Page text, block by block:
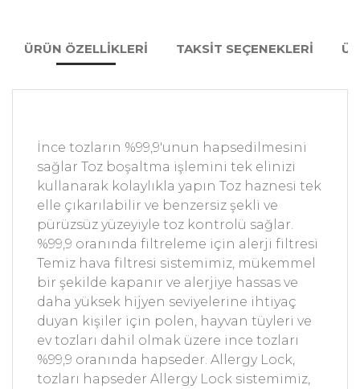
ÜRÜN ÖZELLİKLERİ TAKSİT SEÇENEKLERİ
İnce tozların %99,9'unun hapsedilmesini
sağlar Toz boşaltma işlemini tek elinizi
kullanarak kolaylıkla yapın Toz haznesi tek
elle çıkarılabilir ve benzersiz şekli ve
pürüzsüz yüzeyiyle toz kontrolü sağlar.
%99,9 oranında filtreleme için alerji filtresi
Temiz hava filtresi sistemimiz, mükemmel
bir şekilde kapanır ve alerjiye hassas ve
daha yüksek hijyen seviyelerine ihtiyaç
duyan kişiler için polen, hayvan tüyleri ve
ev tozları dahil olmak üzere ince tozları
%99,9 oranında hapseder. Allergy Lock,
tozları hapseder Allergy Lock sistemimiz,